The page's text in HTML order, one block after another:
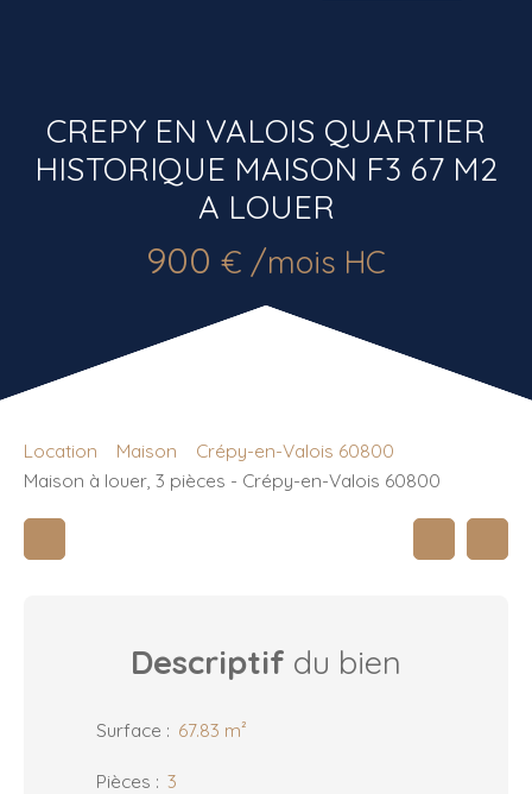
CREPY EN VALOIS QUARTIER
HISTORIQUE MAISON F3 67 M2
A LOUER
900 € /mois HC
Location Maison
Crépy-en-Valois 60800
Maison à louer, 3 pièces - Crépy-en-Valois 60800
Descriptif du bien
Surface : 67.83 m²
Pièces : 3